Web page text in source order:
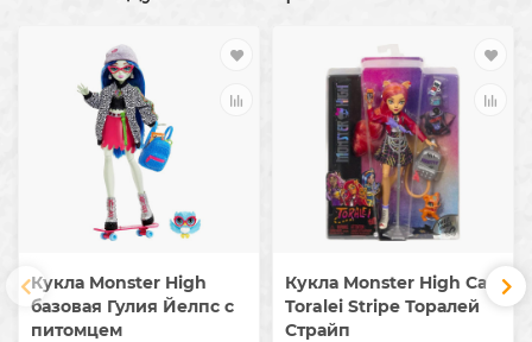
Кукла Monster High
базовая Гулия Йелпс с
питомцем
Кукла Monster High Cat
Toralei Stripe Торалей
Страйп